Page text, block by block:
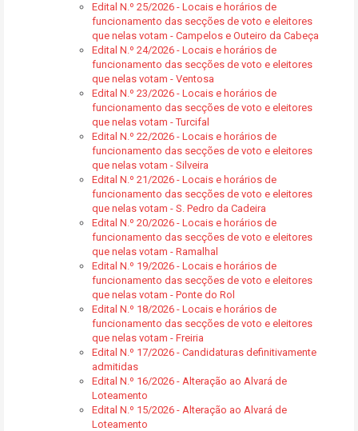
Edital N.º 25/2026 - Locais e horários de
funcionamento das secções de voto e eleitores
que nelas votam - Campelos e Outeiro da Cabeça
Edital N.º 24/2026 - Locais e horários de
funcionamento das secções de voto e eleitores
que nelas votam - Ventosa
Edital N.º 23/2026 - Locais e horários de
funcionamento das secções de voto e eleitores
que nelas votam - Turcifal
Edital N.º 22/2026 - Locais e horários de
funcionamento das secções de voto e eleitores
que nelas votam - Silveira
Edital N.º 21/2026 - Locais e horários de
funcionamento das secções de voto e eleitores
que nelas votam - S. Pedro da Cadeira
Edital N.º 20/2026 - Locais e horários de
funcionamento das secções de voto e eleitores
que nelas votam - Ramalhal
Edital N.º 19/2026 - Locais e horários de
funcionamento das secções de voto e eleitores
que nelas votam - Ponte do Rol
Edital N.º 18/2026 - Locais e horários de
funcionamento das secções de voto e eleitores
que nelas votam - Freiria
Edital N.º 17/2026 - Candidaturas definitivamente
admitidas
Edital N.º 16/2026 - Alteração ao Alvará de
Loteamento
Edital N.º 15/2026 - Alteração ao Alvará de
Loteamento